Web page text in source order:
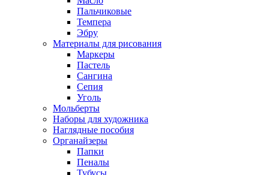
Пальчиковые
Темпера
Эбру
Материалы для рисования
Маркеры
Пастель
Сангина
Сепия
Уголь
Мольберты
Наборы для художника
Наглядные пособия
Органайзеры
Папки
Пеналы
Тубусы